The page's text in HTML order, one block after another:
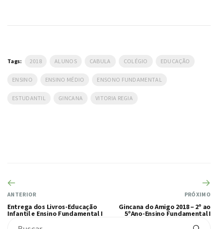
Tags: 2018 ALUNOS CABULA COLÉGIO EDUCAÇÃO
ENSINO ENSINO MÉDIO ENSONO FUNDAMENTAL
ESTUDANTIL GINCANA VITORIA REGIA
ANTERIOR
Entrega dos Livros-Educação
Infantil e Ensino Fundamental I
PRÓXIMO
Gincana do Amigo 2018 – 2º ao
5ºAno-Ensino Fundamental I